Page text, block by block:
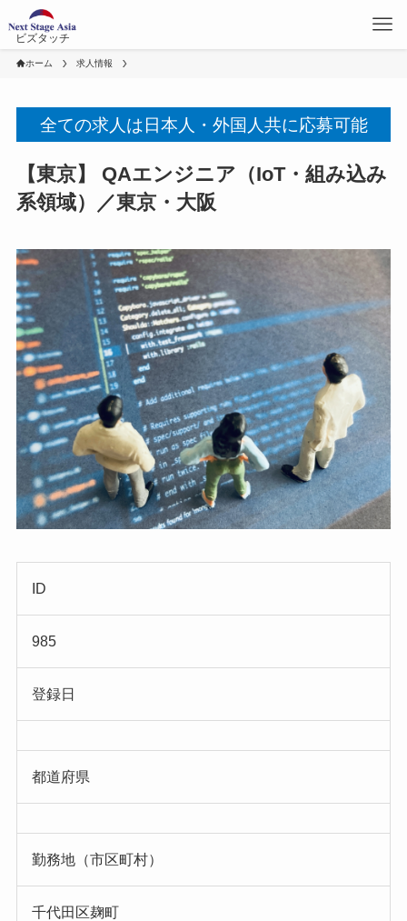
ビズタッチ
ホーム 求人情報
全ての求人は日本人・外国人共に応募可能
【東京】 QAエンジニア（IoT・組み込み
系領域）／東京・大阪
ID
985
登録日
都道府県
勤務地（市区町村）
千代田区麹町